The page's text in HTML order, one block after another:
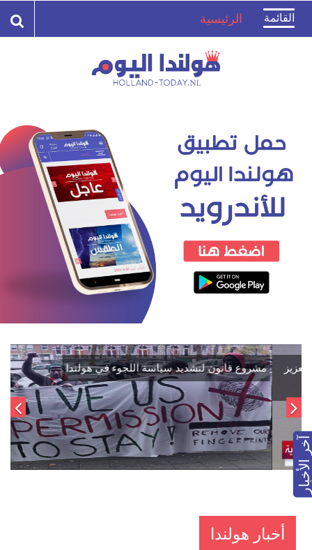
Toggle
navigation
القائمة الرئيسية
آخر الأخبار
اتفاق تاريخي: دمج "قسد" في مؤسسات الدولة السورية لتعزيز
الوحدة الوطنية
أخبار هولندا